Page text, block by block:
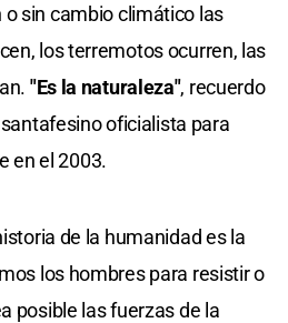
sin cambio climático las
los terremotos ocurren, las
"Es la naturaleza", recuerdo
oficialista para
en el 2003.
de la humanidad es la
los hombres para resistir o
posible las fuerzas de la